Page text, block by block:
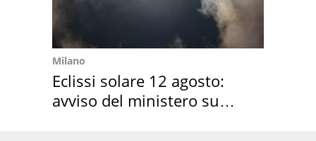
Milano
Eclissi solare 12 agosto:
avviso del ministero su